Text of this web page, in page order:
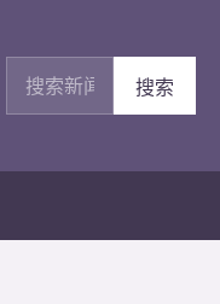
搜索新闻
搜索